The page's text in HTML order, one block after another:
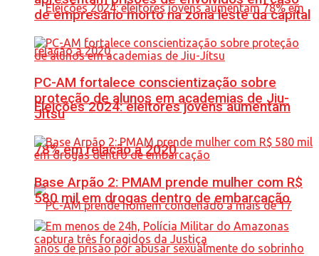
Eleições 2024: eleitores jovens aumentam
78% em relação a 2020
de empresário morto na zona leste da capital
PC-AM fortalece conscientização sobre
proteção de alunos em academias de Jiu-
Jítsu
Base Arpão 2: PMAM prende mulher com R$
580 mil em drogas dentro de embarcação